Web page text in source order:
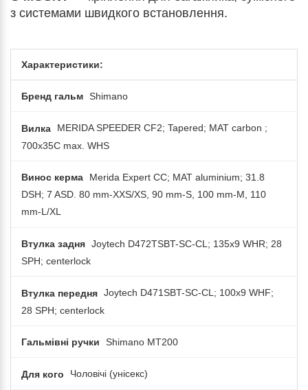
з системами швидкого встановлення.
Характеристики:
Бренд гальм Shimano
Вилка
MERIDA SPEEDER CF2; Tapered; MAT carbon ;
700x35C max. WHS
Винос керма
Merida Expert CC; MAT aluminium; 31.8
DSH; 7 ASD. 80 mm-XXS/XS, 90 mm-S, 100 mm-M, 110
mm-L/XL
Втулка задня Joytech D472TSBT-SC-CL; 135x9 WHR; 28
SPH; centerlock
Втулка передня Joytech D471SBT-SC-CL; 100x9 WHF;
28 SPH; centerlock
Гальмівні ручки Shimano MT200
Для кого Чоловічі (унісекс)